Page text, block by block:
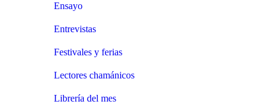
Ensayo
Entrevistas
Festivales y ferias
Lectores chamánicos
Librería del mes